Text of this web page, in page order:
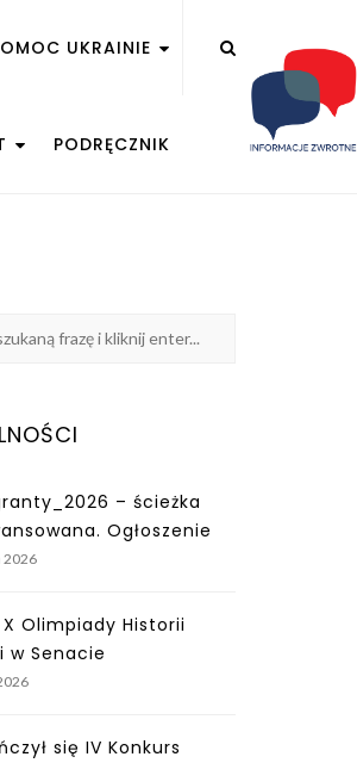
UKRAINIE
PODRĘCZNIK
– ścieżka
Ogłoszenie
2026
X Olimpiady Historii
w Senacie
się IV Konkurs